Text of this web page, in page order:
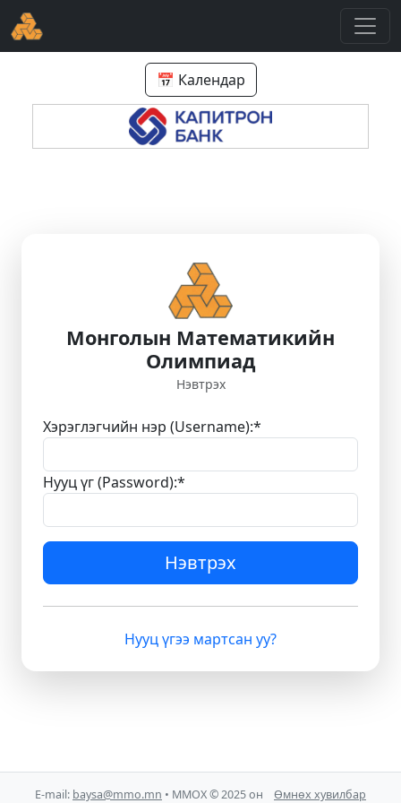
📅 Календар
Монголын Математикийн
Олимпиад
Нэвтрэх
Хэрэглэгчийн нэр (Username):*
Нууц үг (Password):*
Нэвтрэх
Нууц үгээ мартсан уу?
E-mail: baysa@mmo.mn • ММОХ © 2025 он Өмнөх хувилбар